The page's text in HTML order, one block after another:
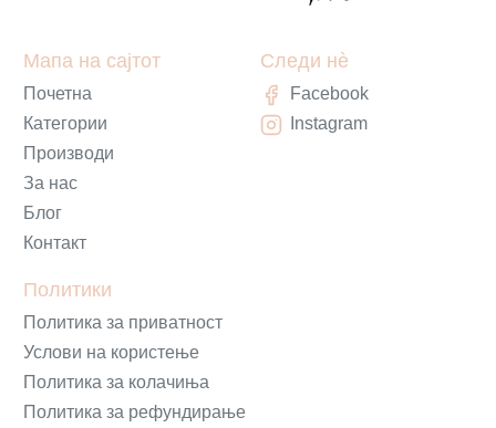
Мапа на сајтот
Почетна
Категории
Производи
За нас
Блог
Контакт
Политики
Политика за приватност
Услови на користење
Политика за колачиња
Политика за рефундирање
Следи нè
Facebook
Instagram